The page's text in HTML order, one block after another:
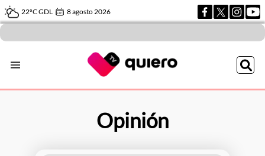
22ºC GDL 8 agosto 2026
Opinión